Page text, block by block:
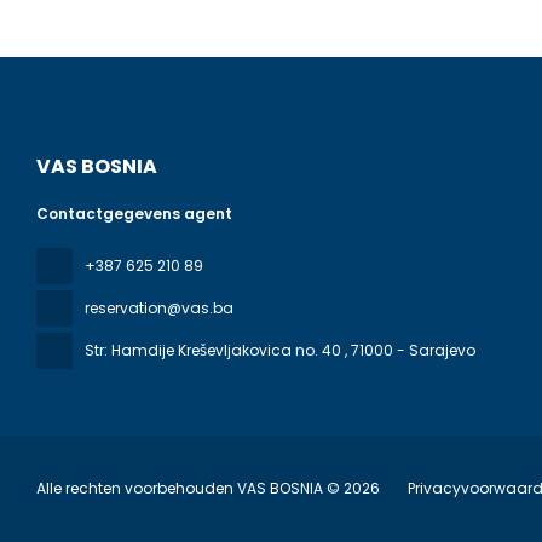
VAS BOSNIA
Contactgegevens agent
+387 625 210 89
reservation@vas.ba
Str: Hamdije Kreševljakovica no. 40 , 71000 - Sarajevo
Alle rechten voorbehouden VAS BOSNIA © 2026